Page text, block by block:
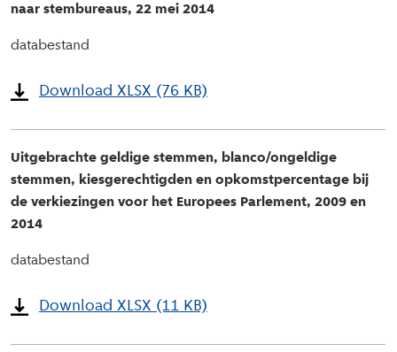
naar stembureaus, 22 mei 2014
databestand
Download XLSX (76 KB)
Uitgebrachte geldige stemmen, blanco/ongeldige
stemmen, kiesgerechtigden en opkomstpercentage bij
de verkiezingen voor het Europees Parlement, 2009 en
2014
databestand
Download XLSX (11 KB)